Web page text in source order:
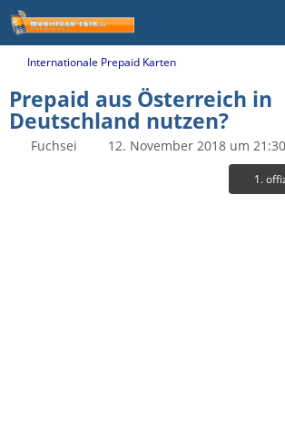
Internationale Prepaid Karten
Prepaid aus Österreich in
Deutschland nutzen?
Fuchsei 12. November 2018 um 21:30
1.